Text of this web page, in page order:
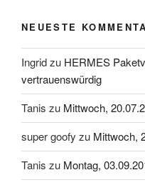
NEUESTE
Ingridzu HERMES
vertrauenswürdig
Tanis zu Mittwoch,
super goofy zu Mittwoch,
Tanis zu Montag,